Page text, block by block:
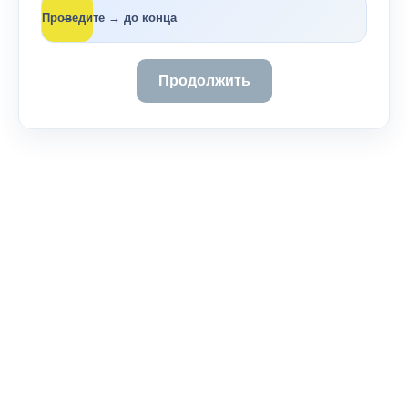
Проведите → до конца
→
Продолжить